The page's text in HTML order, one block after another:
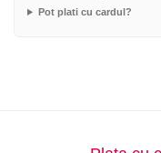
Pot plati cu cardul?